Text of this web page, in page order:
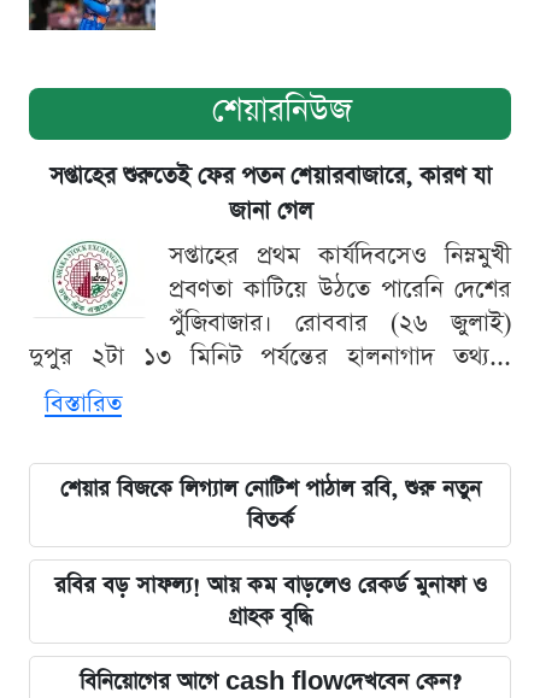
শেয়ারনিউজ
সপ্তাহের শুরুতেই ফের পতন শেয়ারবাজারে, কারণ যা
জানা গেল
সপ্তাহের প্রথম কার্যদিবসেও নিম্নমুখী
প্রবণতা কাটিয়ে উঠতে পারেনি দেশের
পুঁজিবাজার। রোববার (২৬ জুলাই)
দুপুর ২টা ১৩ মিনিট পর্যন্তের হালনাগাদ তথ্য...
বিস্তারিত
শেয়ার বিজকে লিগ্যাল নোটিশ পাঠাল রবি, শুরু নতুন
বিতর্ক
রবির বড় সাফল্য! আয় কম বাড়লেও রেকর্ড মুনাফা ও
গ্রাহক বৃদ্ধি
বিনিয়োগের আগে cash flowদেখবেন কেন?